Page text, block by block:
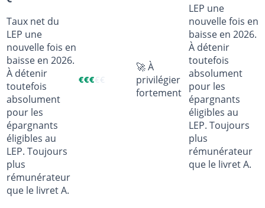
Taux net du
LEP une
nouvelle fois en
baisse en 2026.
À détenir
toutefois
absolument
pour les
épargnants
éligibles au
LEP. Toujours
plus
rémunérateur
que le livret A.
€€€€€
🚀 À
privilégier
fortement
LEP une
nouvelle fois en
baisse en 2026.
À détenir
toutefois
absolument
pour les
épargnants
éligibles au
LEP. Toujours
plus
rémunérateur
que le livret A.